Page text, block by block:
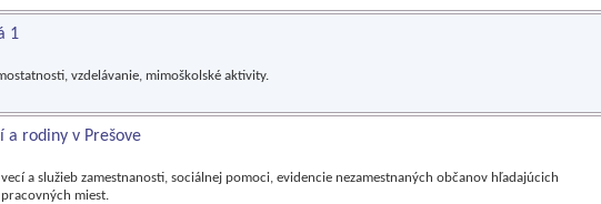
1
vzdelávanie, mimoškolské aktivity.
a rodiny v Prešove
a služieb zamestnanosti, sociálnej pomoci, evidencie nezamestnaných občanov hľadajúcich
miest.